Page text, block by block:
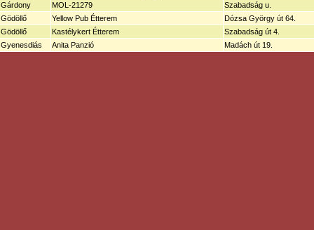
Gárdony
MOL-21279
Szabadság u.
Gödöllő
Yellow Pub Étterem
Dózsa György út 64.
Gödöllő
Kastélykert Étterem
Szabadság út 4.
Gyenesdiás
Anita Panzió Madách út 19.